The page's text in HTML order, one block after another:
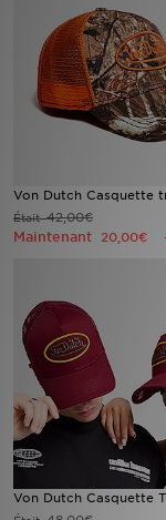
Von Dutch Casquette
Était42,00€
Maintenant 20,00€
Von Dutch Casquette
Enfant
Collections
Marques
Sports
Mon JD
Suivre Ma
Service client
Nos Magasins